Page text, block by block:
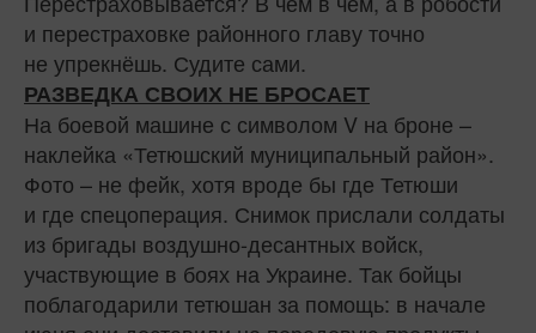
и перестраховке районного главу точно
не упрекнёшь. Судите сами.
РАЗВЕДКА СВОИХ НЕ БРОСАЕТ
На боевой машине с символом V на броне –
наклейка «Тетюшский муниципальный район».
Фото – не фейк, хотя вроде бы где Тетюши
и где спецоперация. Снимок прислали солдаты
из бригады воздушно-десантных войск,
участвующие в боях на Украине. Так бойцы
поблагодарили тетюшан за помощь: в начале